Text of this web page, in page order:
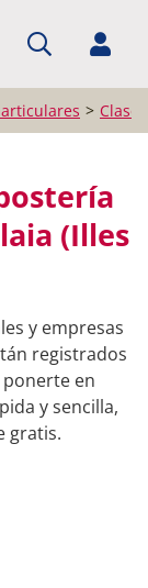
(Illes
y empresas
registrados
ponerte en
y sencilla,
gratis.